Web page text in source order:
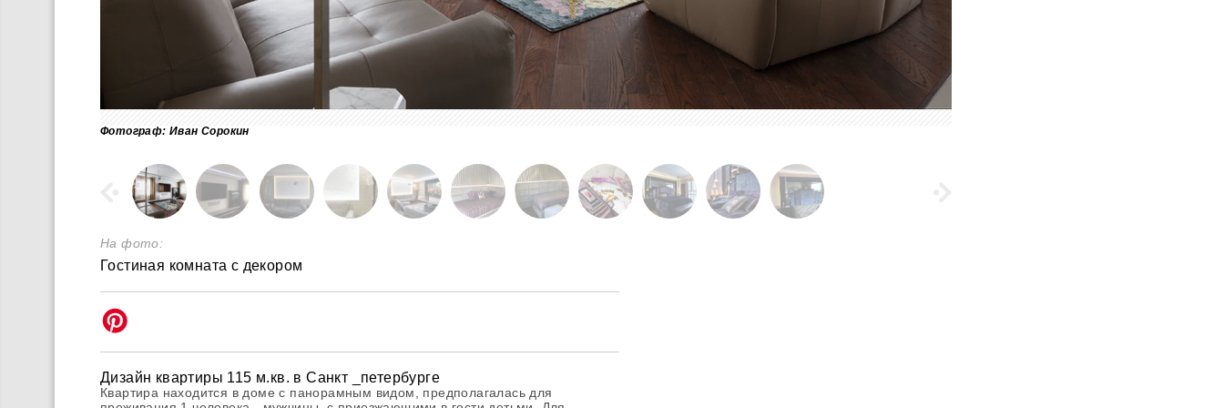
Фотограф: Иван Сорокин
На фото:
Гостиная комната с декором
Дизайн квартиры 115 м.кв. в Санкт _петербурге
Квартира находится в доме с панорамным видом, предполагалась для